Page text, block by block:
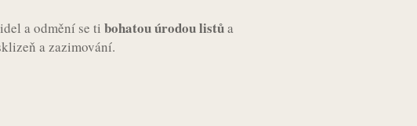
a odmění se ti bohatou úrodou listůa
a zazimování.